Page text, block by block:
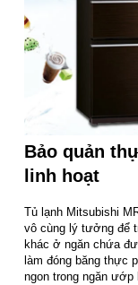
Bảo quản
linh hoạt
Tủ lạnh Mitsubishi
vô cùng lý tưởng để
khác ở ngăn chứa
làm đóng băng thực
ngon trong ngăn